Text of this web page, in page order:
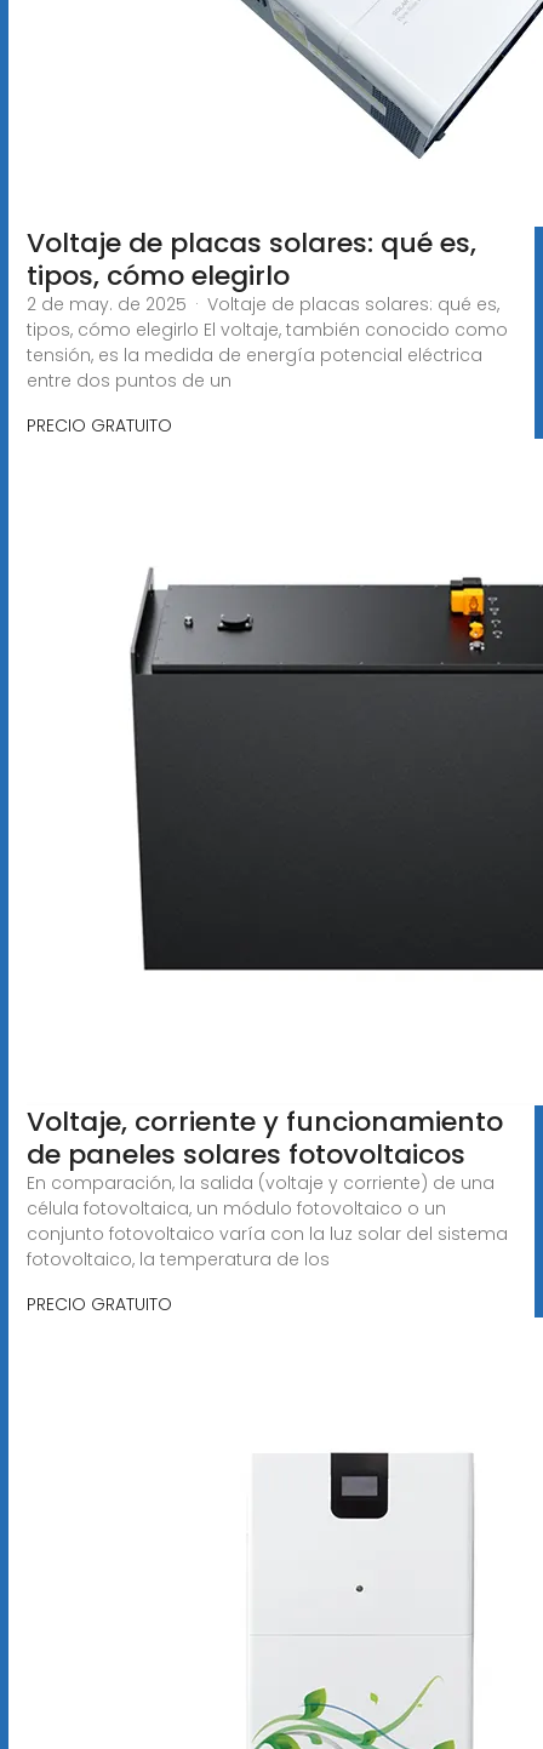
Voltaje de placas solares: qué es,
tipos, cómo elegirlo
2 de may. de 2025 · Voltaje de placas solares: qué es,
tipos, cómo elegirlo El voltaje, también conocido como
tensión, es la medida de energía potencial eléctrica
entre dos puntos de un
PRECIO GRATUITO
Voltaje, corriente y funcionamiento
de paneles solares fotovoltaicos
En comparación, la salida (voltaje y corriente) de una
célula fotovoltaica, un módulo fotovoltaico o un
conjunto fotovoltaico varía con la luz solar del sistema
fotovoltaico, la temperatura de los
PRECIO GRATUITO